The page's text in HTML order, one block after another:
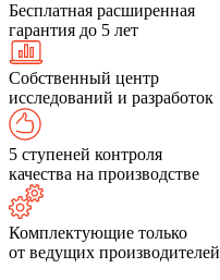
Бесплатная расширенная
гарантия до 5 лет
Собственный центр
исследований и разработок
5 ступеней контроля
качества на производстве
Комплектующие только
от ведущих производителей